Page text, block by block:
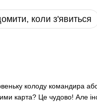
коли з'явиться
колоду командира
карта? Це чудово! Але